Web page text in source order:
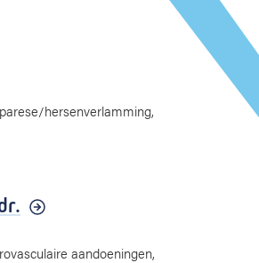
hersenverlamming,
aandoeningen,